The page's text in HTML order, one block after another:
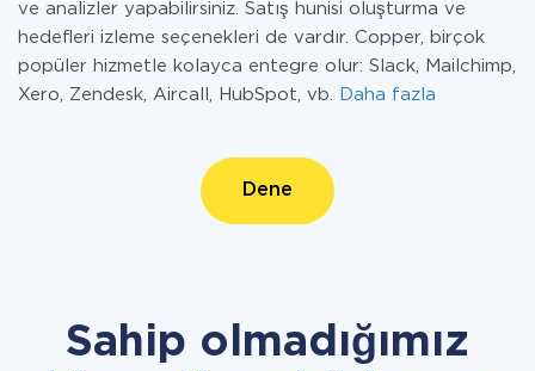
ve analizler yapabilirsiniz. Satış hunisi oluşturma ve
hedefleri izleme seçenekleri de vardır. Copper, birçok
popüler hizmetle kolayca entegre olur: Slack, Mailchimp,
Xero, Zendesk, Aircall, HubSpot, vb.
Daha fazla
Dene
Sahip olmadığımız